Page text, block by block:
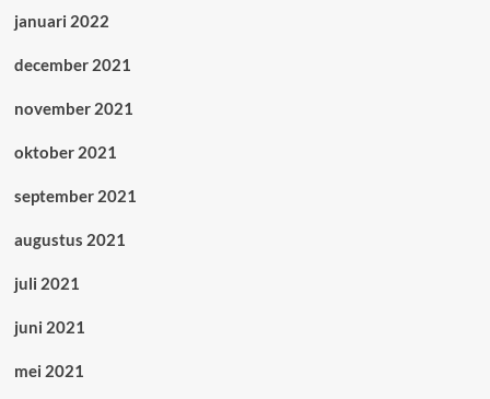
januari 2022
december 2021
november 2021
oktober 2021
september 2021
augustus 2021
juli 2021
juni 2021
mei 2021